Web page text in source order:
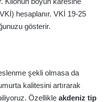
hesaplanır. VKİ 19-25
gösterir.
şekli olmasa da
kalitesini artırarak
Özellikle akdeniz tip